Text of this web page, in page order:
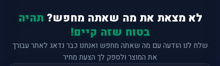
לא מצאת את מה שאתה מחפש? תהיה
בטוח שזה קיים!
שלח לנו הודעה עם מה שאתה מחפש ואנחנו כבר נדאג לאתר עבורך
את המוצר ולספק לך הצעת מחיר